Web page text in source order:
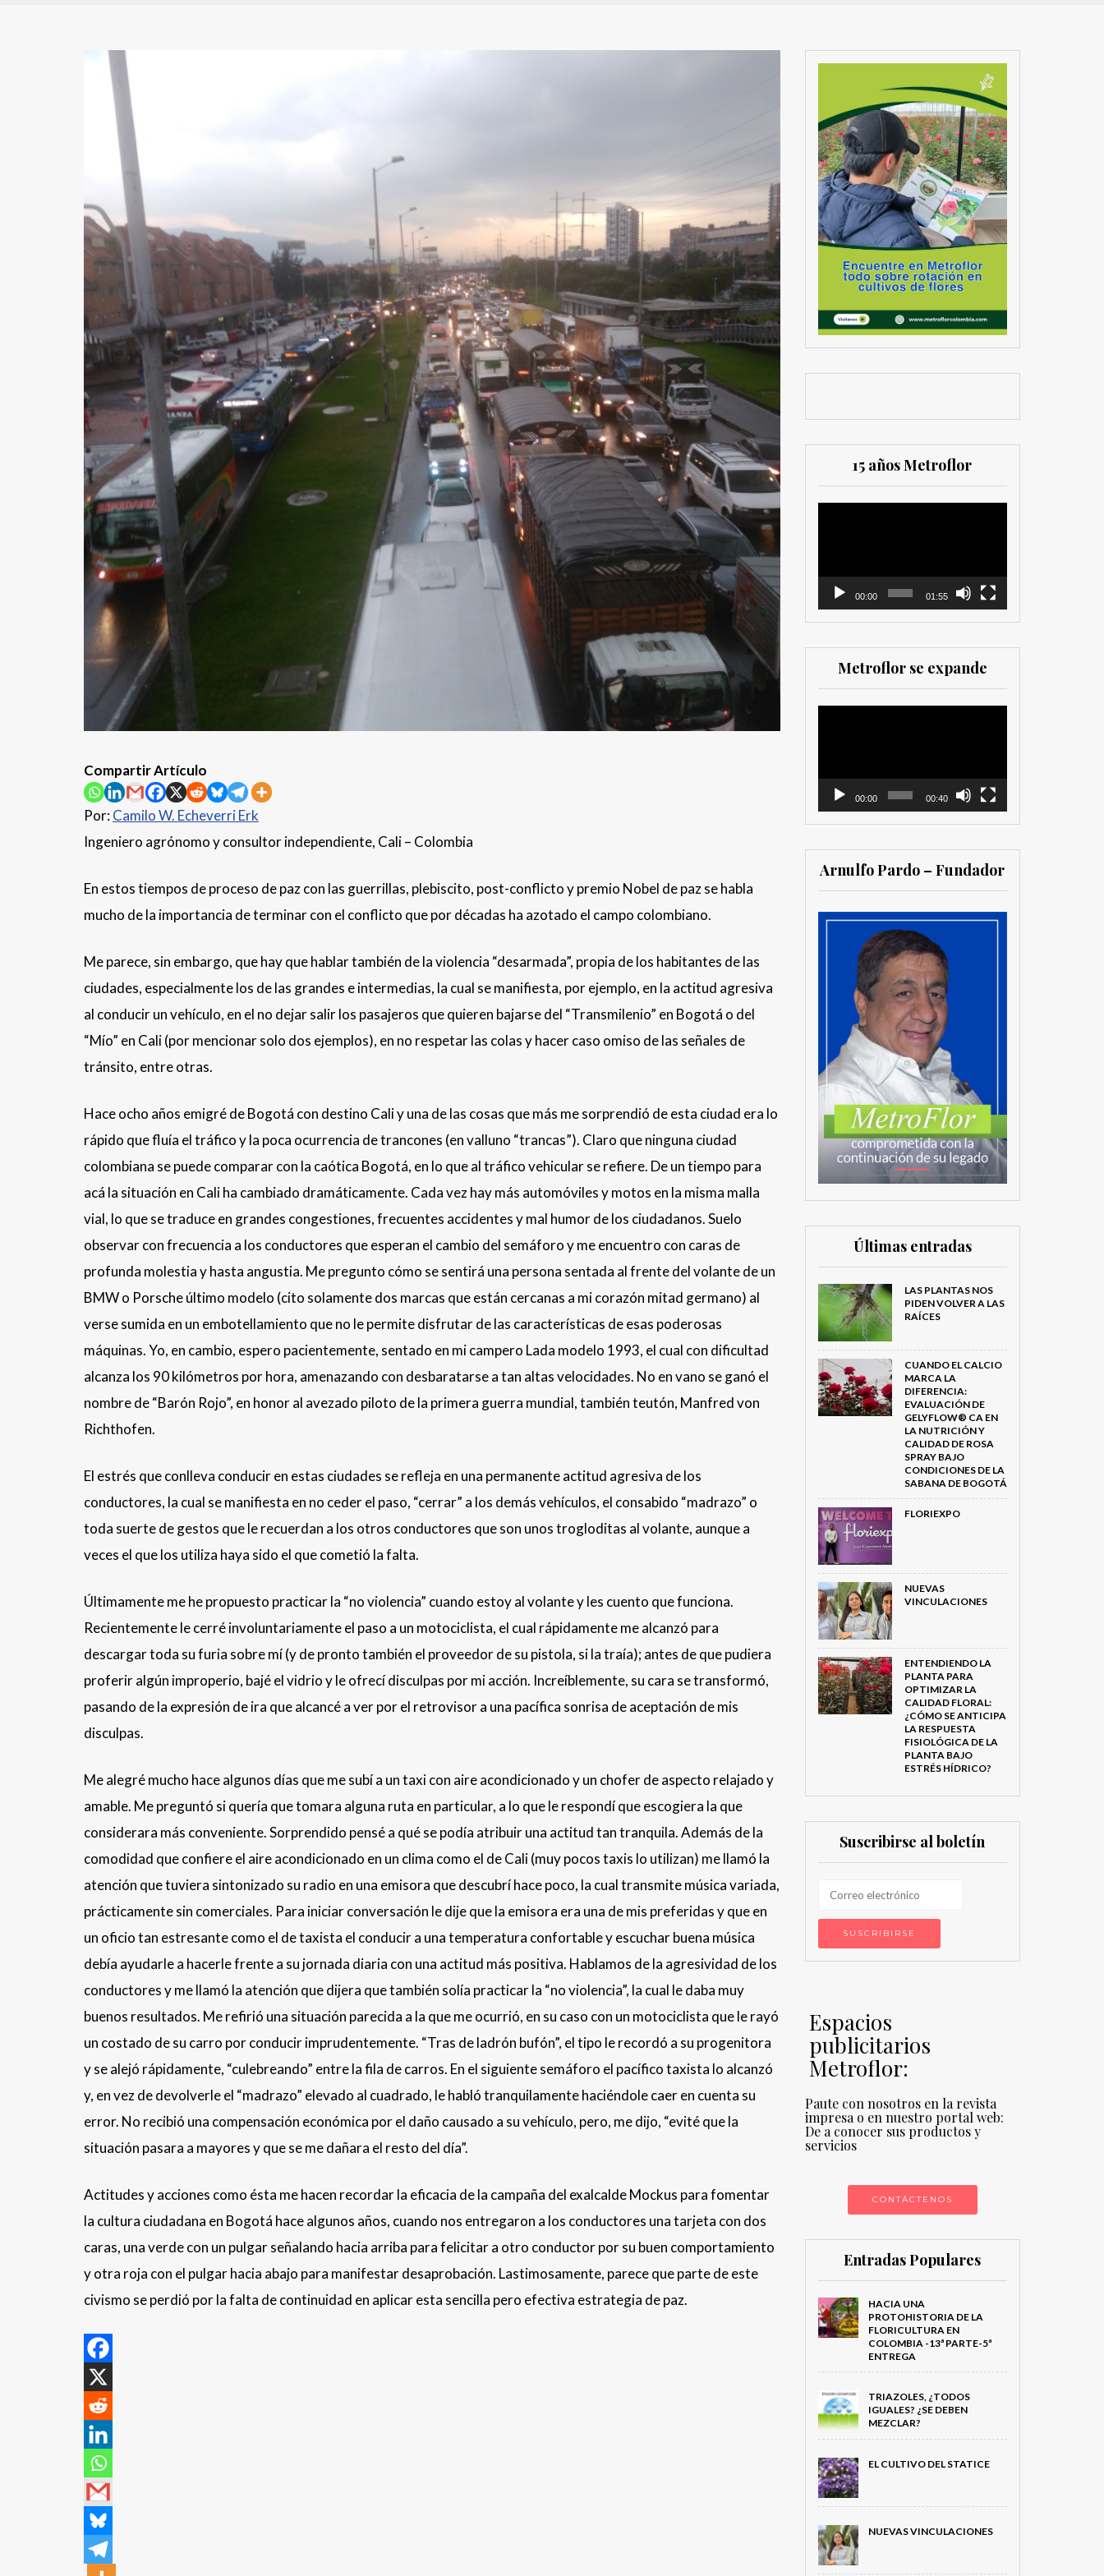
Compartir Artículo
Por:Camilo W. Echeverri Erk
Ingeniero agrónomo y consultor independiente, Cali – Colombia
En estos tiempos de proceso de paz con las guerrillas, plebiscito, post-conflicto y premio Nobel de paz se habla
mucho de la importancia de terminar con el conflicto que por décadas ha azotado el campo colombiano.
Me parece, sin embargo, que hay que hablar también de la violencia “desarmada”, propia de los habitantes de las
ciudades, especialmente los de las grandes e intermedias, la cual se manifiesta, por ejemplo, en la actitud agresiva
al conducir un vehículo, en el no dejar salir los pasajeros que quieren bajarse del “Transmilenio” en Bogotá o del
“Mío” en Cali (por mencionar solo dos ejemplos), en no respetar las colas y hacer caso omiso de las señales de
tránsito, entre otras.
Hace ocho años emigré de Bogotá con destino Cali y una de las cosas que más me sorprendió de esta ciudad era lo
rápido que fluía el tráfico y la poca ocurrencia de trancones (en valluno “trancas”). Claro que ninguna ciudad
colombiana se puede comparar con la caótica Bogotá, en lo que al tráfico vehicular se refiere. De un tiempo para
acá la situación en Cali ha cambiado dramáticamente. Cada vez hay más automóviles y motos en la misma malla
vial, lo que se traduce en grandes congestiones, frecuentes accidentes y mal humor de los ciudadanos. Suelo
observar con frecuencia a los conductores que esperan el cambio del semáforo y me encuentro con caras de
profunda molestia y hasta angustia. Me pregunto cómo se sentirá una persona sentada al frente del volante de un
BMW o Porsche último modelo (cito solamente dos marcas que están cercanas a mi corazón mitad germano) al
verse sumida en un embotellamiento que no le permite disfrutar de las características de esas poderosas
máquinas. Yo, en cambio, espero pacientemente, sentado en mi campero Lada modelo 1993, el cual con dificultad
alcanza los 90 kilómetros por hora, amenazando con desbaratarse a tan altas velocidades. No en vano se ganó el
nombre de “Barón Rojo”, en honor al avezado piloto de la primera guerra mundial, también teutón, Manfred von
Richthofen.
El estrés que conlleva conducir en estas ciudades se refleja en una permanente actitud agresiva de los
conductores, la cual se manifiesta en no ceder el paso, “cerrar” a los demás vehículos, el consabido “madrazo” o
toda suerte de gestos que le recuerdan a los otros conductores que son unos trogloditas al volante, aunque a
veces el que los utiliza haya sido el que cometió la falta.
Últimamente me he propuesto practicar la “no violencia” cuando estoy al volante y les cuento que funciona.
Recientemente le cerré involuntariamente el paso a un motociclista, el cual rápidamente me alcanzó para
descargar toda su furia sobre mí (y de pronto también el proveedor de su pistola, si la traía); antes de que pudiera
proferir algún improperio, bajé el vidrio y le ofrecí disculpas por mi acción. Increíblemente, su cara se transformó,
pasando de la expresión de ira que alcancé a ver por el retrovisor a una pacífica sonrisa de aceptación de mis
disculpas.
Me alegré mucho hace algunos días que me subí a un taxi con aire acondicionado y un chofer de aspecto relajado y
amable. Me preguntó si quería que tomara alguna ruta en particular, a lo que le respondí que escogiera la que
considerara más conveniente. Sorprendido pensé a qué se podía atribuir una actitud tan tranquila. Además de la
comodidad que confiere el aire acondicionado en un clima como el de Cali (muy pocos taxis lo utilizan) me llamó la
atención que tuviera sintonizado su radio en una emisora que descubrí hace poco, la cual transmite música variada,
prácticamente sin comerciales. Para iniciar conversación le dije que la emisora era una de mis preferidas y que en
un oficio tan estresante como el de taxista el conducir a una temperatura confortable y escuchar buena música
debía ayudarle a hacerle frente a su jornada diaria con una actitud más positiva. Hablamos de la agresividad de los
conductores y me llamó la atención que dijera que también solía practicar la “no violencia”, la cual le daba muy
buenos resultados. Me refirió una situación parecida a la que me ocurrió, en su caso con un motociclista que le rayó
un costado de su carro por conducir imprudentemente. “Tras de ladrón bufón”, el tipo le recordó a su progenitora
y se alejó rápidamente, “culebreando” entre la fila de carros. En el siguiente semáforo el pacífico taxista lo alcanzó
y, en vez de devolverle el “madrazo” elevado al cuadrado, le habló tranquilamente haciéndole caer en cuenta su
error. No recibió una compensación económica por el daño causado a su vehículo, pero, me dijo, “evité que la
situación pasara a mayores y que se me dañara el resto del día”.
Actitudes y acciones como ésta me hacen recordar la eficacia de la campaña del exalcalde Mockus para fomentar
la cultura ciudadana en Bogotá hace algunos años, cuando nos entregaron a los conductores una tarjeta con dos
caras, una verde con un pulgar señalando hacia arriba para felicitar a otro conductor por su buen comportamiento
y otra roja con el pulgar hacia abajo para manifestar desaprobación. Lastimosamente, parece que parte de este
civismo se perdió por la falta de continuidad en aplicar esta sencilla pero efectiva estrategia de paz.
15 años Metroflor
00:00 01:55
Metroflor se expande
00:00 00:40
Arnulfo Pardo – Fundador
Últimas entradas
LAS PLANTAS NOS
PIDEN VOLVER A LAS
RAÍCES
CUANDO EL CALCIO
MARCA LA
DIFERENCIA:
EVALUACIÓN DE
GELYFLOW® CA EN
LA NUTRICIÓN Y
CALIDAD DE ROSA
SPRAY BAJO
CONDICIONES DE LA
SABANA DE BOGOTÁ
FLORIEXPO
NUEVAS
VINCULACIONES
ENTENDIENDO LA
PLANTA PARA
OPTIMIZAR LA
CALIDAD FLORAL:
¿CÓMO SE ANTICIPA
LA RESPUESTA
FISIOLÓGICA DE LA
PLANTA BAJO
ESTRÉS HÍDRICO?
Suscribirse al boletín
Espacios
publicitarios
Metroflor:
Paute con nosotros en la revista
impresa o en nuestro portal web:
De a conocer sus productos y
servicios
CONTÁCTENOS
Entradas Populares
HACIA UNA
PROTOHISTORIA DE LA
FLORICULTURA EN
COLOMBIA -13ª PARTE-5ª
ENTREGA
TRIAZOLES, ¿TODOS
IGUALES? ¿SE DEBEN
MEZCLAR?
EL CULTIVO DEL STATICE
NUEVAS VINCULACIONES